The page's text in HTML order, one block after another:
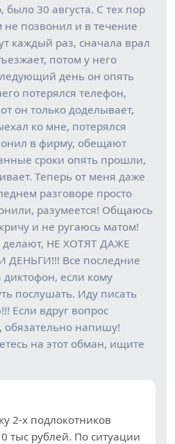
было 30 августа. С тех пор
не позвонил и в течение
каждый раз, сначала врал
потом у него
день он опять
потерялся телефон,
он только доделывает,
ко мне, потерялся
в фирму, обещают
сроки опять прошли,
Теперь от меня даже
разговоре просто
разумеется! Общаюсь
и не ругаюсь матом!
делают, НЕ ХОТЯТ ДАЖЕ
Все последние
если кому
послушать. Иду писать
Если вдруг вопрос
напишу!
на этот обман, ищите
2-х подлокотников
тыс рублей. По ситуации